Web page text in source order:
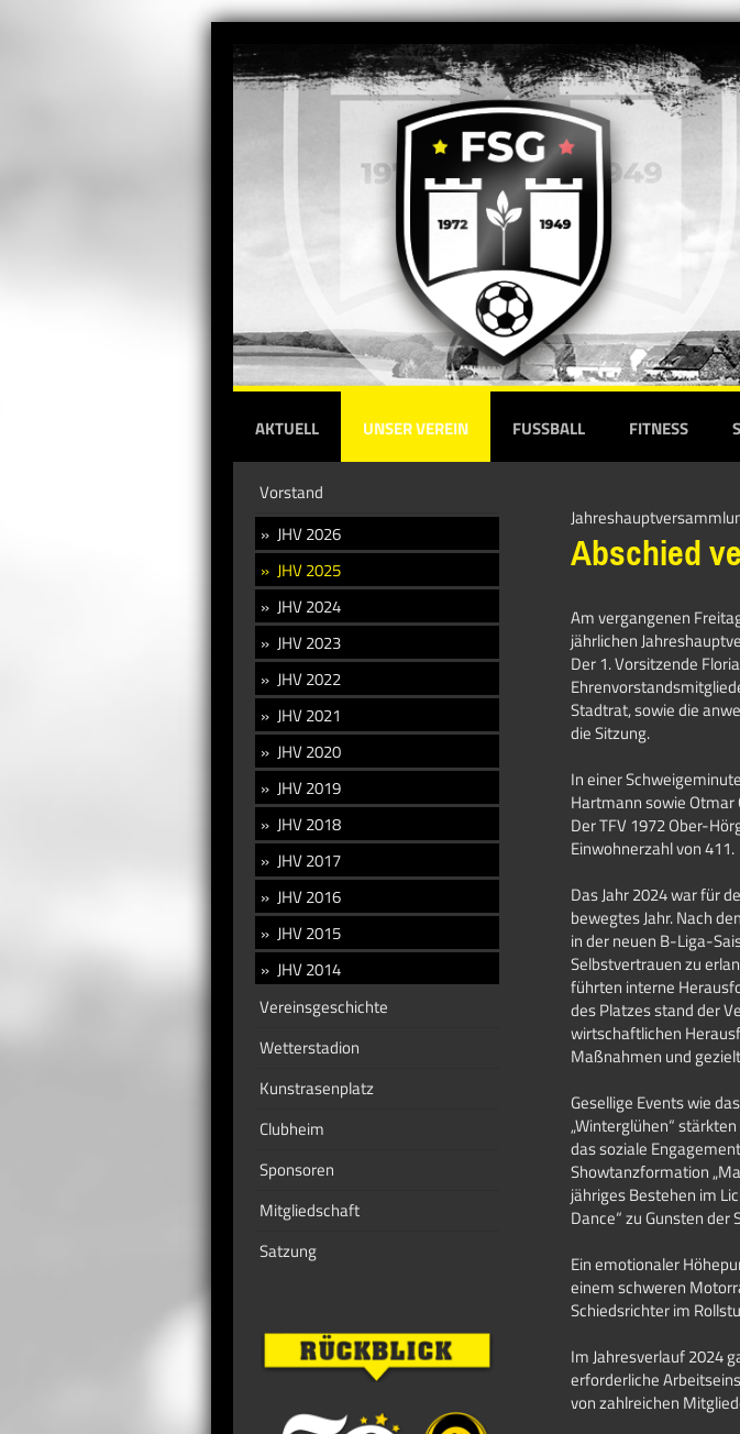
AKTUELL UNSER VEREIN FUSSBALL FITNESS
Abschied
Am vergangenen
jährlichen
Der 1. Vorsitzende
Stadtrat, sowie die
die Sitzung.
In einer
Hartmann sowie Otmar
Der TFV 1972 Ober-
Einwohnerzahl von 411.
Das Jahr 2024 war für
bewegtes Jahr. Nach
in der neuen B-Liga-
Selbstvertrauen zu
führten interne
des Platzes stand der
wirtschaftlichen
Maßnahmen und
Gesellige Events wie
„Winterglühen“
das soziale
Showtanzformation
jähriges Bestehen im
Dance“ zu Gunsten
Ein emotionaler
einem schweren
Schiedsrichter im
Im Jahresverlauf 2024
erforderliche
von zahlreichen
Vorstand
JHV 2026
JHV 2025
JHV 2024
JHV 2023
JHV 2022
JHV 2021
JHV 2020
JHV 2019
JHV 2018
JHV 2017
JHV 2016
JHV 2015
JHV 2014
Vereinsgeschichte
Wetterstadion
Kunstrasenplatz
Clubheim
Sponsoren
Mitgliedschaft
Satzung